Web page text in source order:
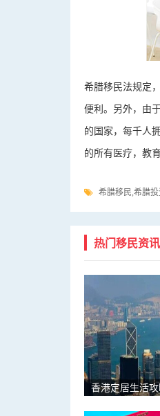
希腊移民法规定
便利。另外，由
的国家，每千人
的所有医疗，教
希腊移民,希腊
热门移民资讯